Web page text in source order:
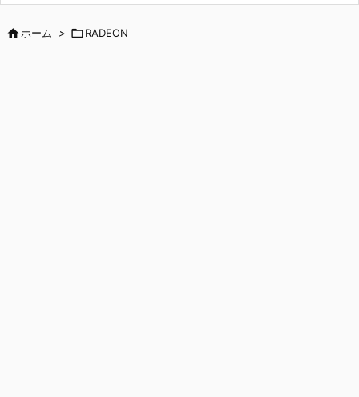
ホーム > RADEON